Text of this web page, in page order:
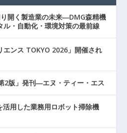
開く製造業の未来―DMG森精機
ル・自動化・環境対策の最前線
エンス TOKYO 2026」開催され
2版」発刊―エヌ・ティー・エス
活用した業務用ロボット掃除機